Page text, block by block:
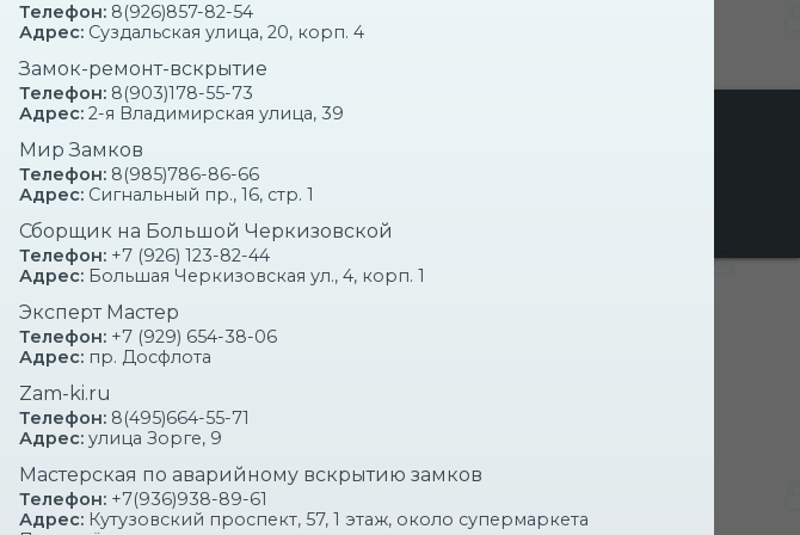
СПРАВОЧНИК
СЛУЖБ ВСКРЫТИЯ
СЛУЖБЫ
Стоимость услуг компании зависит от типа и сложности
операции. На сайте указан
нестандартных случаях стоимость рассчитывается
Телефон:8(926)857-82-54
Адрес:Суздальская улица, 20, корп. 4
Замок-ремонт-вскрытие
Телефон:8(903)178-55-73
Адрес:2-я Владимирская улица, 39
Мир Замков
Телефон:8(985)786-86-66
Адрес:Сигнальный пр., 16, стр. 1
Сборщик на Большой Черкизовской
Телефон:+7 (926) 123-82-44
Адрес:Большая Черкизовская ул., 4, корп. 1
Эксперт Мастер
Телефон:+7 (929) 654-38-06
Адрес:пр. Досфлота
Zam-ki.ru
Телефон:8(495)664-55-71
Адрес:улица Зорге, 9
Мастерская по аварийному вскрытию замков
Телефон:+7(936)938-89-61
Адрес:Кутузовский проспект, 57, 1 этаж, около супермаркета